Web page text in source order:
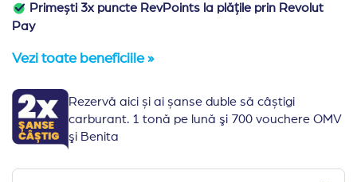
Primești 3x puncte RevPoints la plățile prin Revolut
Pay
Vezi toate beneficiile »
Rezervă aici și ai șanse duble să câștigi
carburant. 1 tonă pe lună şi 700 vouchere OMV
şi Benita